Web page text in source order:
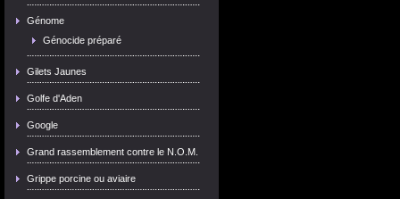
Génome
Génocide préparé
Gilets Jaunes
Golfe d'Aden
Google
Grand rassemblement contre le N.O.M.
Grippe porcine ou aviaire